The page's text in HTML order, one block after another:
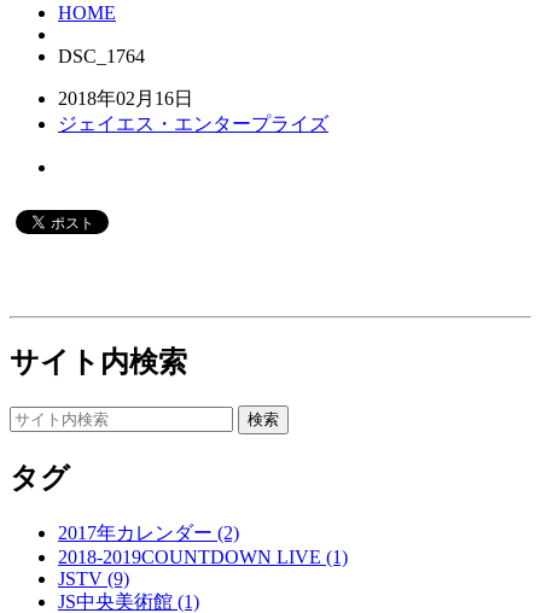
HOME
DSC_1764
2018年02月16日
ジェイエス・エンタープライズ
サイト内検索
タグ
2017年カレンダー (2)
2018-2019COUNTDOWN LIVE (1)
JSTV (9)
JS中央美術館 (1)